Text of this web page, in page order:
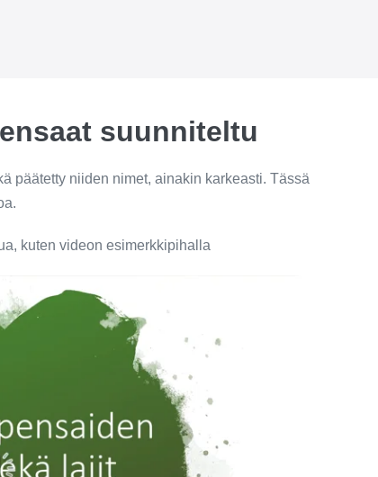
suunniteltu
päätetty niiden nimet, ainakin karkeasti. Tässä
kuten videon esimerkkipihalla